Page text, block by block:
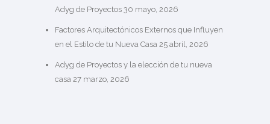
Adyg de Proyectos 30 mayo, 2026
Factores Arquitectónicos Externos que Influyen
en el Estilo de tu Nueva Casa 25 abril, 2026
Adyg de Proyectos y la elección de tu nueva
casa 27 marzo, 2026